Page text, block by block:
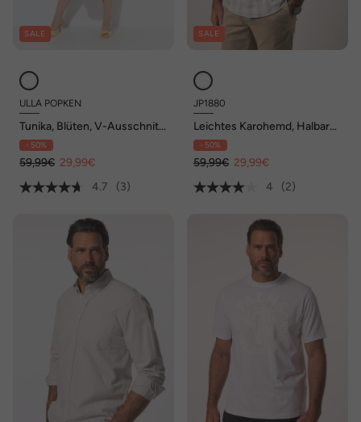
SALE
ULLA POPKEN
Tunika, Blüten, V-Ausschnitt,
Schnürung, Halbarm
- 50%
59,99€ 29,99€
4.7
(3)
SALE
JP1880
Leichtes Karohemd, Halbarm,
Buttondown-Kragen, Modern
Fit, bis 8 XL
- 50%
59,99€ 29,99€
4
(2)